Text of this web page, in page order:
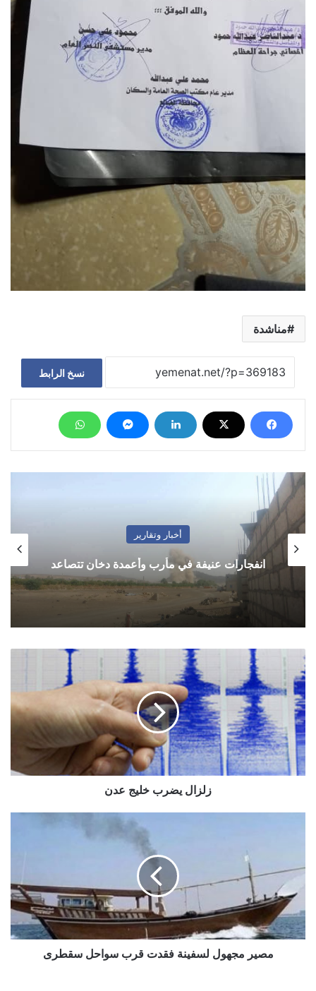
مناشدة
نسخ الرابط
أخبار وتقارير
انفجارات عنيفة في مأرب وأعمدة دخان تتصاعد
زلزال
يضرب
خليج
عدن
زلزال يضرب خليج عدن
سواحل
سقطرى
مصير مجهول لسفينة فقدت قرب سواحل سقطرى